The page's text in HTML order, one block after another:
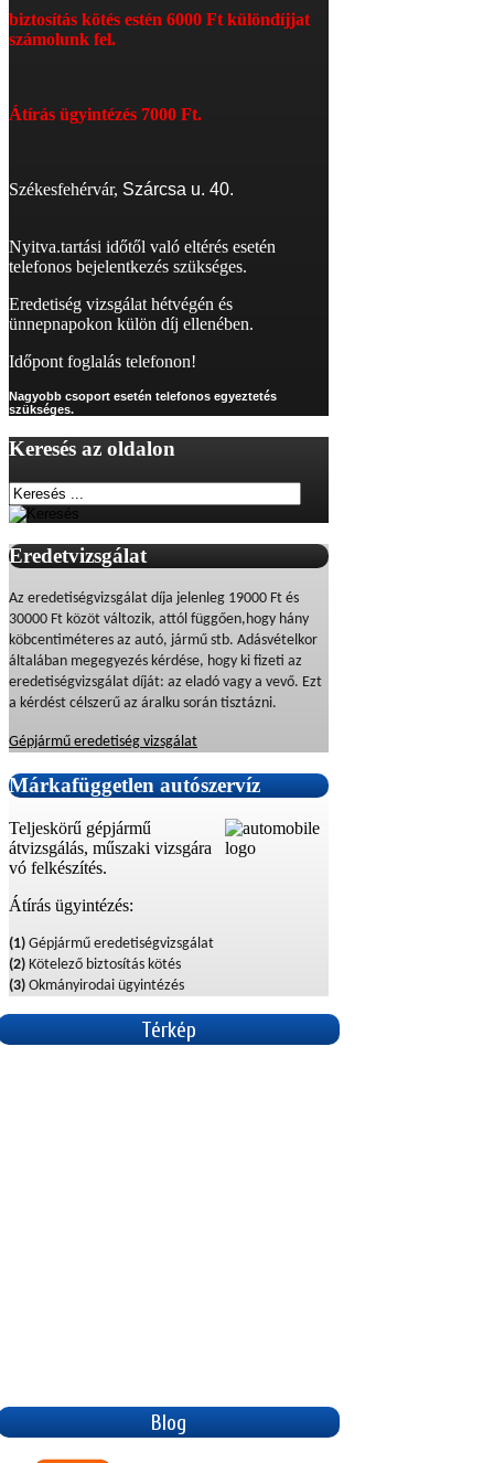
biztosítás kötés estén 6000 Ft különdíjjat
számolunk fel.
Átírás ügyintézés 7000 Ft.
Székesfehérvár, Szárcsa u. 40.
Nyitva.tartási időtől való eltérés esetén
telefonos bejelentkezés szükséges.
Eredetiség vizsgálat hétvégén és
ünnepnapokon külön díj ellenében.
Időpont foglalás telefonon!
Nagyobb csoport esetén telefonos egyeztetés
szükséges.
Keresés az oldalon
Eredetvizsgálat
Az eredetiségvizsgálat díja jelenleg 19000 Ft és
30000 Ft közöt változik, attól függően,hogy hány
köbcentiméteres az autó, jármű stb. Adásvételkor
általában megegyezés kérdése, hogy ki fizeti az
eredetiségvizsgálat díját: az eladó vagy a vevő. Ezt
a kérdést célszerű az áralku során tisztázni.
Gépjármű eredetiség vizsgálat
Márkafüggetlenautószervíz
Teljeskörű gépjármű
átvizsgálás, műszaki vizsgára
vó felkészítés.
Átírás ügyintézés:
(1) Gépjármű eredetiségvizsgálat
(2) Kötelező biztosítás kötés
(3) Okmányirodai ügyintézés
Térkép
Blog